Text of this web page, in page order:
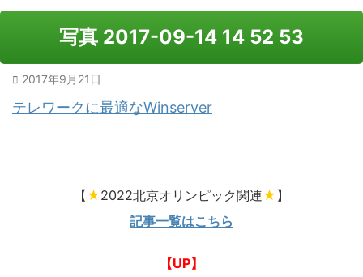
写真 2017-09-14 14 52 53
2017年9月21日
テレワークに最適なWinserver
【 ★2022北京オリンピック関連★ 】
記事一覧はこちら
【UP】